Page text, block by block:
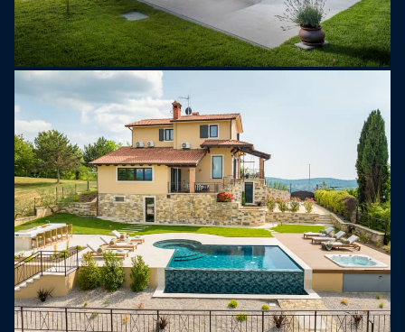
dusj og TV.
Første etasje har to ekstra soverom, begge med
en queen-size-seng, klimaanlegg, TV og tilgang til
en privat balkong. Disse rommene deler et
moderne, velutstyrt bad.
I underetasjen tilbyr villaen et privat
velværeområde med badstue, innendørs boblebad,
avslapningsområde og bad med dusj, noe som
skaper et perfekt sted å slappe av uten å forlate
villaen. For underholdning er det et biljardområde
med bar og stor TV, samt et velutstyrt
treningsrom. Denne etasjen inkluderer også en